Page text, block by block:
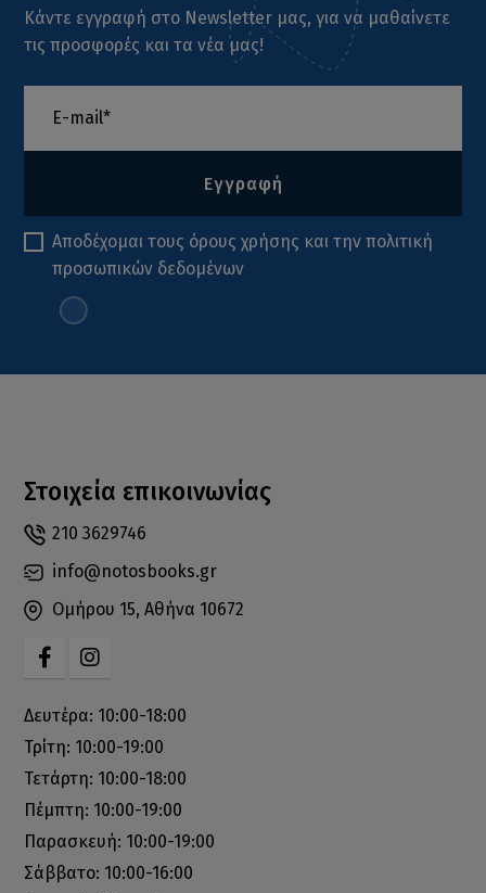
Κάντε εγγραφή στο Newsletter μας, για να μαθαίνετε
τις προσφορές και τα νέα μας!
Εγγραφή
Αποδέχομαι τους όρους χρήσης και τηνπολιτική
προσωπικών δεδομένων
Στοιχεία επικοινωνίας
210 3629746
info@notosbooks.gr
Ομήρου 15, Αθήνα 10672
Δευτέρα: 10:00-18:00
Τρίτη: 10:00-19:00
Τετάρτη: 10:00-18:00
Πέμπτη: 10:00-19:00
Παρασκευή: 10:00-19:00
Σάββατο: 10:00-16:00